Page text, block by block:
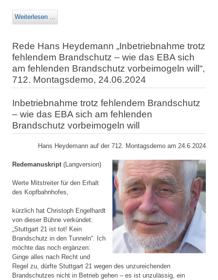
Weiterlesen ...
Rede Hans Heydemann „Inbetriebnahme trotz
fehlendem Brandschutz – wie das EBA sich
am fehlenden Brandschutz vorbeimogeln will“,
712. Montagsdemo, 24.06.2024
Inbetriebnahme trotz fehlendem Brandschutz
– wie das EBA sich am fehlenden
Brandschutz vorbeimogeln will
Hans Heydemann auf der 712. Montagsdemo am 24.6.2024
Redemanuskript (Langversion)
Werte Mitstreiter für den Erhalt
des Kopfbahnhofes,
kürzlich hat Christoph Engelhardt
von dieser Bühne verkündet:
„Stuttgart 21 ist tot! Kein
Brandschutz in den Tunneln“. Ich
möchte das noch ergänzen:
Ginge alles nach Recht und
Regel zu, dürfte Stuttgart 21 wegen des unzureichenden
Brandschutzes nicht in Betrieb gehen – es ist unzulässig, ein